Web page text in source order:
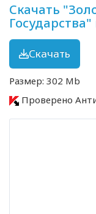
Скачать
Скачать
Размер: 302 Mb
Проверено